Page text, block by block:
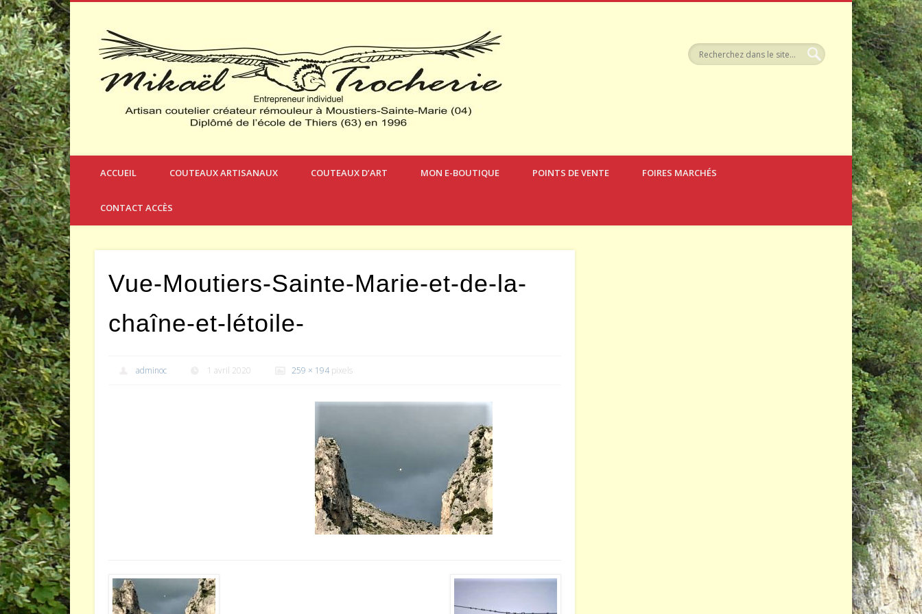
Verdon Coutellerie
Créateur et Fabricant de Couteaux à Thèmes
ACCUEIL COUTEAUX ARTISANAUX COUTEAUX D’ART MON E-BOUTIQUE POINTS DE VENTE FOIRES MARCHÉS
CONTACT ACCÈS
Vue-Moutiers-Sainte-Marie-et-de-la-
chaîne-et-létoile-
adminoc 1 avril 2020 259 × 194 pixels